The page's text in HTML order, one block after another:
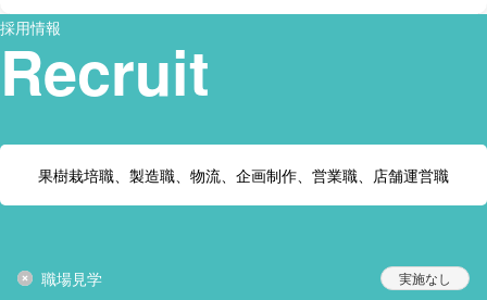
採用情報
Recruit
果樹栽培職、製造職、物流、企画制作、営業職、店舗運営職
職場見学